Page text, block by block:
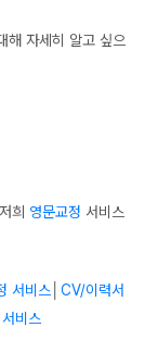
해 자세히 알고 싶으
희 영문교정 서비스
서비스 CV/이력서
비스